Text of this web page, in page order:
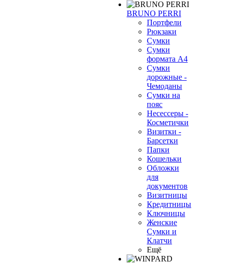
BRUNO PERRI
Портфели
Рюкзаки
Сумки
Сумки
формата А4
Сумки
дорожные -
Чемоданы
Сумки на
пояс
Несессеры -
Косметички
Визитки -
Барсетки
Папки
Кошельки
Обложки
для
документов
Визитницы
Кредитницы
Ключницы
Женские
Сумки и
Клатчи
Ещё